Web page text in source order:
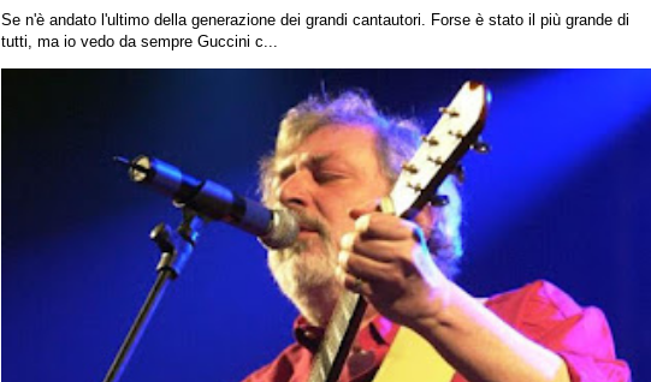
Se n'è andato l'ultimo della generazione dei grandi cantautori. Forse è stato il più grande di
tutti, ma io vedo da sempre Guccini c...